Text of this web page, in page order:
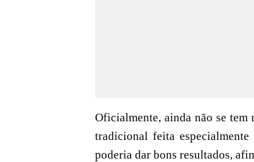
Oficialmente, ainda não se tem
tradicional feita
poderia dar bons resultados,